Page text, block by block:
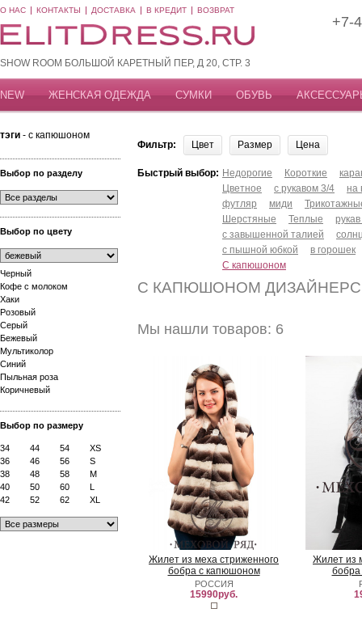
О НАС КОНТАКТЫ ДОСТАВКА В КРЕДИТ ВОЗВРАТ
SHOW ROOM БОЛЬШОЙ КАРЕТНЫЙ ПЕР, Д 20, СТР. 3
+7-
NEW ЖЕНСКАЯ ОДЕЖДА СУМКИ ОБУВЬ
тэги - с капюшоном
Выбор по разделу
Выбор по цвету
Черный
Кофе с молоком
Хаки
Розовый
Серый
Бежевый
Мультиколор
Синий
Пыльная роза
Коричневый
Выбор по размеру
34 44 54
XS
36
46 56
S
38
48 58
M
40
50 60
L
42
52 62 XL
Фильтр: Цвет Размер Цена
Быстрый выбор: Недорогие Короткие
Цветное
с рукавом 3/4
на
футляр
миди
Шерстяные
Теплые
с завышенной талией
с пышной юбкой
в горошек
С капюшоном
С КАПЮШОНОМ
Мы нашли товаров: 6
Жилет из меха стриженного
бобра с капюшоном
РОССИЯ
15990руб.
Жилет из